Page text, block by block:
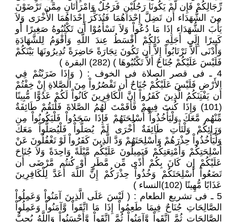
رِّجَالِكُمْ فَإِن لَّمْ يَكُونَا رَجُلَيْنِ فَرَجُلٌ وَامْرَأَتَانِ مِمَّن تَرْضَوْنَ
مِنَ الشُّهَدَاء أَن تَضِلَّ إِحْدَاهُمَا فَتُذَكِّرَ إِحْدَاهُمَا الأُخْرَى وَلاَ
يَأْبَ الشُّهَدَاء إِذَا مَا دُعُواْ وَلاَ تَسْأَمُوْا أَن تَكْتُبُوهُ صَغِيرًا أَو
كَبِيرًا إِلَى أَجَلِهِ ذَلِكُمْ أَقْسَطُ عِندَ اللَّهِ وَأَقْوَمُ لِلشَّهَادَةِ
وَأَدْنَى أَلاَّ تَرْتَابُواْ إِلاَّ أَن تَكُونَ تِجَارَةً حَاضِرَةً تُدِيرُونَهَا بَيْنَكُمْ
فَلَيْسَ عَلَيْكُمْ جُنَاحٌ أَلاَّ تَكْتُبُوهَا ) (282) البقرة )
4 ـ فى قصر الصلاة فى الخوف : ( وَإِذَا ضَرَبْتُمْ فِي
الأَرْضِ فَلَيْسَ عَلَيْكُمْ جُنَاحٌ أَن تَقْصُرُواْ مِنَ الصَّلاةِ إِنْ خِفْتُمْ
أَن يَفْتِنَكُمُ الَّذِينَ كَفَرُواْ إِنَّ الْكَافِرِينَ كَانُواْ لَكُمْ عَدُوًّا مُّبِينًا
(101) وَإِذَا كُنتَ فِيهِمْ فَأَقَمْتَ لَهُمُ الصَّلاةَ فَلْتَقُمْ طَائِفَةٌ
مِّنْهُم مَّعَكَ وَلْيَأْخُذُواْ أَسْلِحَتَهُمْ فَإِذَا سَجَدُواْ فَلْيَكُونُواْ مِن
وَرَائِكُمْ وَلْتَأْتِ طَائِفَةٌ أُخْرَى لَمْ يُصَلُّواْ فَلْيُصَلُّواْ مَعَكَ
وَلْيَأْخُذُواْ حِذْرَهُمْ وَأَسْلِحَتَهُمْ وَدَّ الَّذِينَ كَفَرُواْ لَوْ تَغْفُلُونَ عَنْ
أَسْلِحَتِكُمْ وَأَمْتِعَتِكُمْ فَيَمِيلُونَ عَلَيْكُم مَّيْلَةً وَاحِدَةً وَلاَ جُنَاحَ
عَلَيْكُمْ إِن كَانَ بِكُمْ أَذًى مِّن مَّطَرٍ أَوْ كُنتُم مَّرْضَى أَن
تَضَعُواْ أَسْلِحَتَكُمْ وَخُذُواْ حِذْرَكُمْ إِنَّ اللَّهَ أَعَدَّ لِلْكَافِرِينَ
عَذَابًا مُّهِينًا (102)النساء )
5 ـ فى تشريع الطعام : ( لَيْسَ عَلَى الَّذِينَ آمَنُواْ وَعَمِلُواْ
الصَّالِحَاتِ جُنَاحٌ فِيمَا طَعِمُواْ إِذَا مَا اتَّقَواْ وَّآمَنُواْ وَعَمِلُواْ
الصَّالِحَاتِ ثُمَّ اتَّقَواْ وَّآمَنُواْ ثُمَّ اتَّقَواْ وَّأَحْسَنُواْ وَاللَّهُ يُحِبُّ